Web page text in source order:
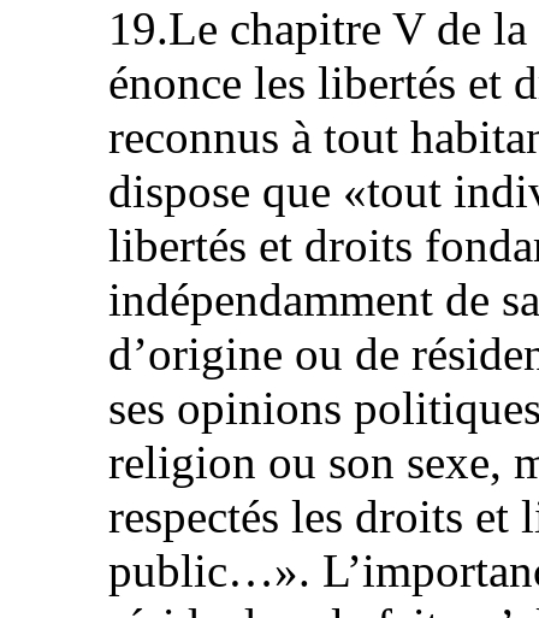
19.Le chapitre V de
énonce les libertés et
reconnus à tout
dispose que «tout
libertés et droits
indépendamment de
d’origine ou de
ses opinions
religion ou son sexe,
respectés les droits et
public…».